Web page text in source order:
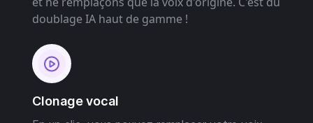
doublage IA haut de gamme !
Clonage vocal